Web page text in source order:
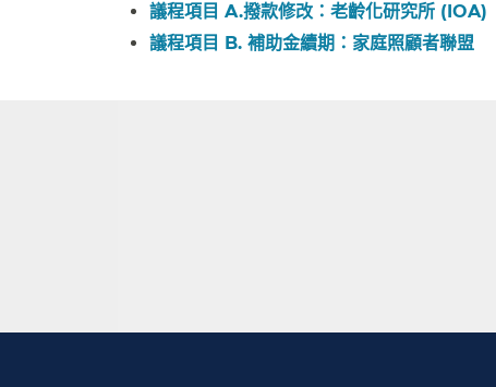
議程項目 A.撥款修改：老齡化研究所 (IOA)​​
議程項目 B. 補助金續期：家庭照顧者聯盟​​